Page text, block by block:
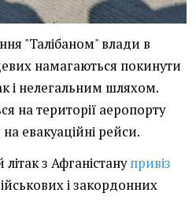
"Талібаном" влади в
намагаються покинути
і нелегальним шляхом.
на території аеропорту
евакуаційні рейси.
з Афганістанупривіз
і закордонних